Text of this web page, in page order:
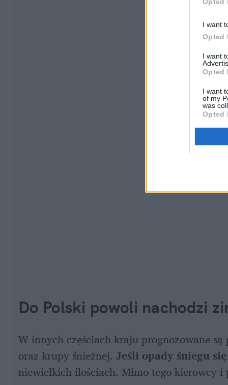
I want
Opted
I want
Opted
I want
of my
was
Opted
Do Polski powoli nachodzi
W innych częściach kraju prognozowane
oraz krupy śnieżnej. Jeśli opady śniegu
niewielkich ilościach. Mimo tego kierowcy i